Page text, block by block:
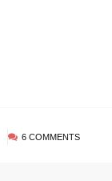
6 COMMENTS